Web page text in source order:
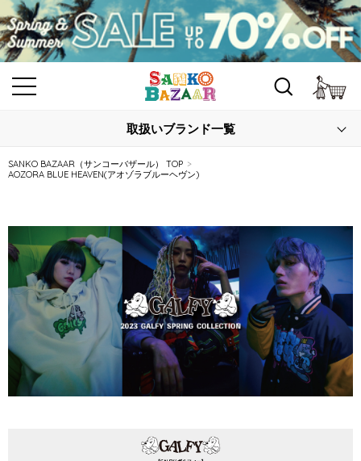
取扱いブランド一覧
SANKO BAZAAR（サンコーバザール） TOP
AOZORA BLUE HEAVEN(アオゾラブルーヘヴン)